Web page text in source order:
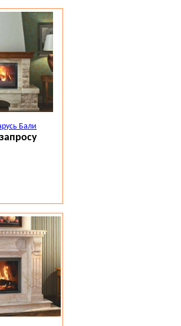
Бали